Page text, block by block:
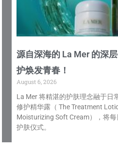
源自深海的 La Mer 的深
护焕发青春！
August 6, 2026
La Mer 将精湛的护肤理念融于
修护精华露（ The Treatment
Moisturizing Soft Cream），将
护肤仪式。